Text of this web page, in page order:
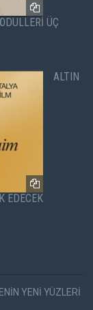
ÜÇ
ALTIN
EDECEK
YENİ YÜZLERİ